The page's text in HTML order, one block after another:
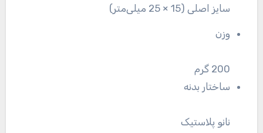
سایز اصلی (15 × 25 میلی‌متر)
وزن
200 گرم
ساختار بدنه
نانو پلاستیک